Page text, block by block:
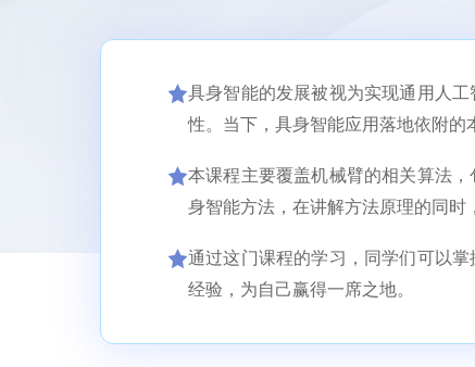
具身智能的发展被视为实现通用人
性。当下，具身智能应用落地依附的
本课程主要覆盖机械臂的相关算法
身智能方法，在讲解方法原理的同时
通过这门课程的学习，同学们可以
经验，为自己赢得一席之地。